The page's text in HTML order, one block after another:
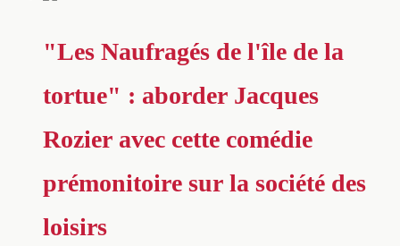
"Les Naufragés de l'île de la
tortue" : aborder Jacques
Rozier avec cette comédie
prémonitoire sur la société des
loisirs